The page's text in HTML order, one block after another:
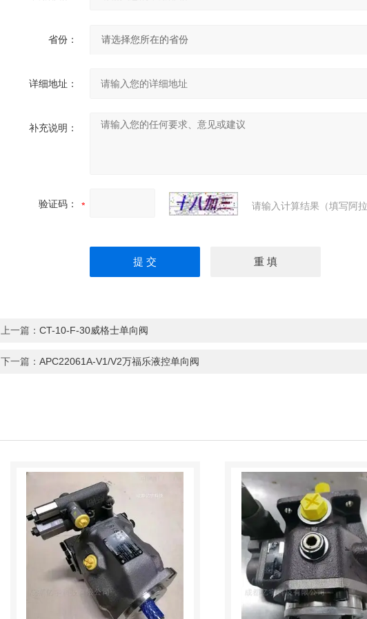
省份：
详细地址：
补充说明：
验证码： 请输入计算结果（填写阿
上一篇：CT-10-F-30威格士单向阀
下一篇：APC22061A-V1/V2万福乐液控单向阀